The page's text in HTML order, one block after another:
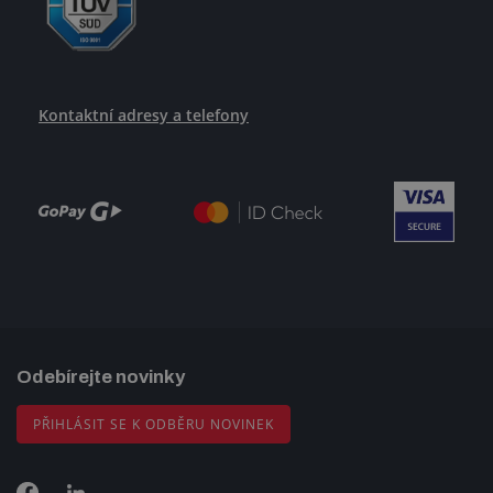
Kontaktní adresy a telefony
Odebírejte novinky
PŘIHLÁSIT SE K ODBĚRU NOVINEK